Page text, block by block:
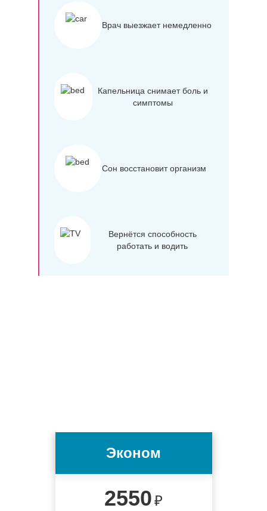
Врач выезжает немедленно
Капельница снимает боль и
симптомы
Сон восстановит организм
Вернётся способность
работать и водить
Эконом
2550₽